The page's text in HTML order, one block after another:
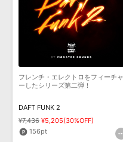
フレンチ・エレクトロをフィーチャ
ーしたシリーズ第二弾！
DAFT FUNK 2
¥7,436 ¥5,205(30%OFF)
156pt